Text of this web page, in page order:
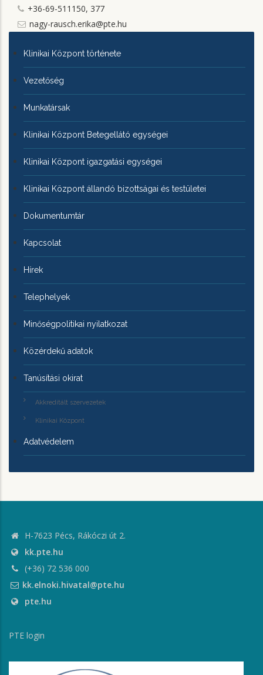
+36-69-511150, 377
nagy-rausch.erika@pte.hu
KLINIKAI
KÖZPONTRÓL
Klinikai Központ története
Vezetőség
Munkatársak
Klinikai Központ Betegellátó egységei
Klinikai Központ igazgatási egységei
Klinikai Központ állandó bizottságai és testületei
Dokumentumtár
Kapcsolat
Hírek
Telephelyek
Minőségpolitikai nyilatkozat
Közérdekű adatok
Tanúsítási okirat
Akkreditált szervezetek
Klinikai Központ
Adatvédelem
H-7623 Pécs, Rákóczi út 2.
kk.pte.hu
(+36) 72 536 000
kk.elnoki.hivatal@pte.hu
pte.hu
PTE login